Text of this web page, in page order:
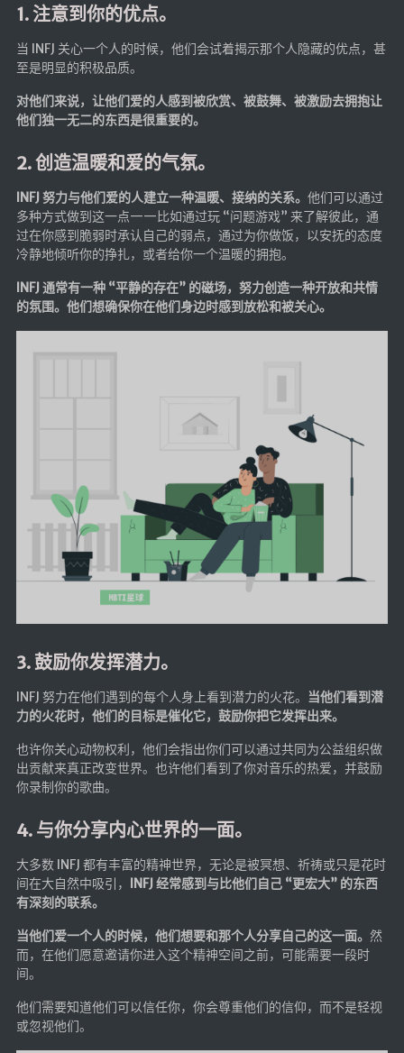
1. 注意到你的优点。
当 INFJ 关心一个人的时候，他们会试着揭示那个人隐藏的优点，甚
至是明显的积极品质。
对他们来说，让他们爱的人感到被欣赏、被鼓舞、被激励去拥抱让
他们独一无二的东西是很重要的。
2. 创造温暖和爱的气氛。
INFJ 努力与他们爱的人建立一种温暖、接纳的关系。 他们可以通过
多种方式做到这一点——比如通过玩 “问题游戏” 来了解彼此，通
过在你感到脆弱时承认自己的弱点，通过为你做饭，以安抚的态度
冷静地倾听你的挣扎，或者给你一个温暖的拥抱。
INFJ 通常有一种 “平静的存在” 的磁场，努力创造一种开放和共情
的氛围。他们想确保你在他们身边时感到放松和被关心。
3. 鼓励你发挥潜力。
INFJ 努力在他们遇到的每个人身上看到潜力的火花。 当他们看到潜
力的火花时，他们的目标是催化它，鼓励你把它发挥出来。
也许你关心动物权利，他们会指出你们可以通过共同为公益组织做
出贡献来真正改变世界。也许他们看到了你对音乐的热爱，并鼓励
你录制你的歌曲。
4. 与你分享内心世界的一面。
大多数 INFJ 都有丰富的精神世界，无论是被冥想、祈祷或只是花时
间在大自然中吸引，
INFJ 经常感到与比他们自己 “更宏大” 的东西
有深刻的联系。
当他们爱一个人的时候，他们想要和那个人分享自己的这一面。 然
而，在他们愿意邀请你进入这个精神空间之前，可能需要一段时
间。
他们需要知道他们可以信任你，你会尊重他们的信仰，而不是轻视
或忽视他们。